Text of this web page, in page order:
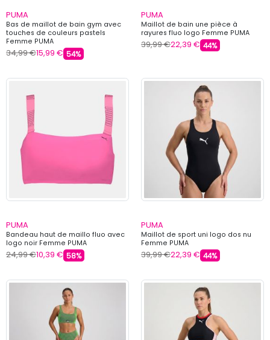
PUMA
Bas de maillot de bain gym avec
touches de couleurs pastels
Femme PUMA
34,99 €15,99 € 54%
PUMA
Maillot de bain une pièce à
rayures fluo logo Femme PUMA
39,99 €22,39 € 44%
PUMA
Bandeau haut de maillo fluo avec
logo noir Femme PUMA
24,99 €10,39 € 58%
PUMA
Maillot de sport uni logo dos nu
Femme PUMA
39,99 €22,39 € 44%